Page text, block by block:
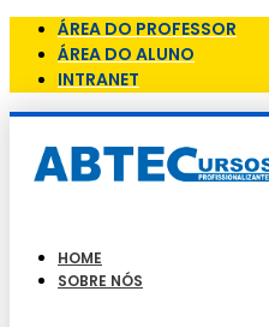
ÁREA DO PROFESSOR
ÁREA DO ALUNO
INTRANET
HOME
SOBRE NÓS